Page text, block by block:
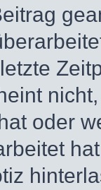
oder